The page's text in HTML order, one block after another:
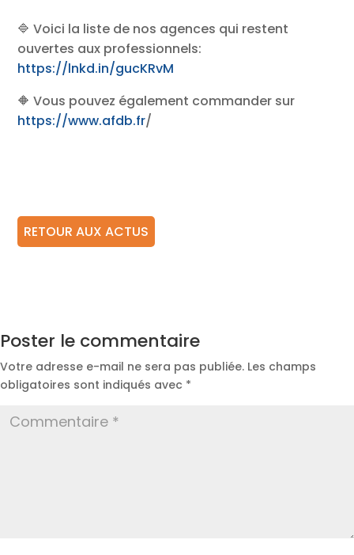
🔷 Voici la liste de nos agences qui restent
ouvertes aux professionnels:
https://lnkd.in/gucKRvM
🔶 Vous pouvez également commander sur
https://www.afdb.fr/
RETOUR AUX ACTUS
Poster le commentaire
Votre adresse e-mail ne sera pas publiée. Les champs
obligatoires sont indiqués avec *